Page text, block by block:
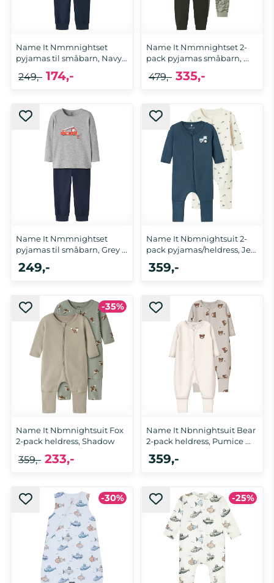
Name It Nmmnightset
pyjamas til småbarn, Navy
86/92, 98/104, 110/116, 122/128
174,-
249,-
Name It Nmmnightset 2-
pack pyjamas småbarn, ...
86/92
335,-
479,-
Name It Nmmnightset
pyjamas til småbarn, Grey ...
86/92, 98/104, 110/116, 122/128
249,-
Name It Nbmnightsuit 2-
pack pyjamas/heldress, Jet
...
50, 56, 62, 68, 74, 80, 86, 92, 98,
104
359,-
-35%
Name It Nbmnightsuit Fox
2-pack heldress, Shadow
50, 104
233,-
359,-
Name It Nbnnightsuit Bear
2-pack heldress, Pumice ...
50, 56, 68, 74, 80, 86, 92, 98, 104
359,-
-30% -25%